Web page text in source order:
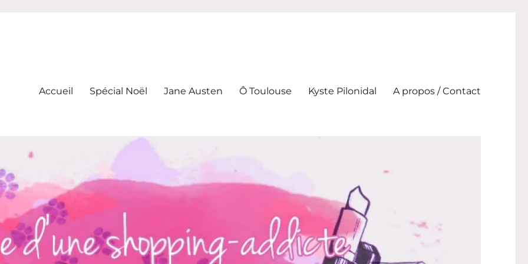
Accueil Spécial Noël Jane Austen Ô Toulouse Kyste Pilonidal A propos / Contact